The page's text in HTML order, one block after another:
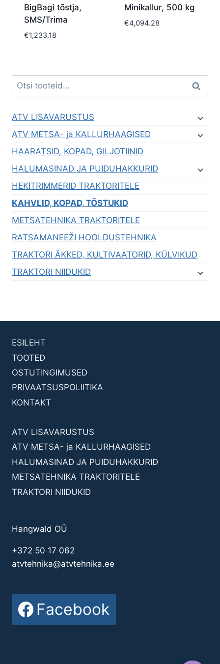
BigBagi tõstja,
SMS/Trima
€1,233.18
Minikallur, 500 kg
€4,094.28
Otsi: Otsi
ATV LISAVARUSTUS
ATV METSA- ja KALLURHAAGISED
HAARATSID, KOPAD, GILJOTIINID
HALUMASINAD JA PUIDUHAKKURID
HEKITRIMMERID TRAKTORITELE
KAHVLID, KOPAD, TÕSTUKID
METSATEHNIKA TRAKTORITELE
RATSAMANEEŽI HOOLDUSTEHNIKA
TRAKTORI ÄKKED, KULTIVAATORID, KÜLVIKUD
TRAKTORI NIIDUKID
ESILEHT
TOOTED
OSTUTINGIMUSED
PRIVAATSUSPOLIITIKA
KONTAKT
ATV LISAVARUSTUS
ATV METSA- ja KALLURHAAGISED
HALUMASINAD JA PUIDUHAKKURID
METSATEHNIKA TRAKTORITELE
TRAKTORI NIIDUKID
Hangwald OÜ
+372 50 17 062
atvtehnika@atvtehnika.ee
Facebook